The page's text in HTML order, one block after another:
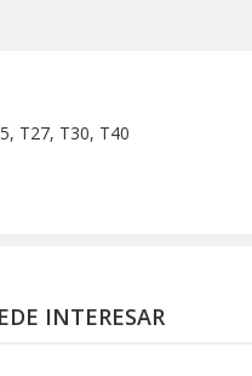
T27, T30, T40
INTERESAR